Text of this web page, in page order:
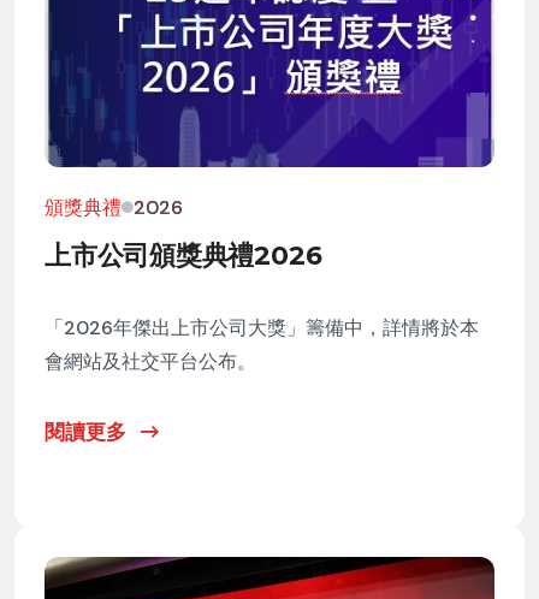
頒獎典禮 2026
上市公司頒獎典禮2026
「2026年傑出上市公司大獎」籌備中，詳情將於本
會網站及社交平台公布。
閱讀更多